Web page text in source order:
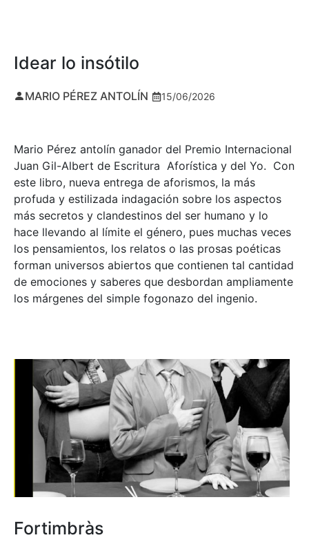
Idear lo insótilo
MARIO PÉREZ ANTOLÍN 15/06/2026
Mario Pérez antolín ganador del Premio Internacional
Juan Gil-Albert de Escritura Aforística y del Yo. Con
este libro, nueva entrega de aforismos, la más
profuda y estilizada indagación sobre los aspectos
más secretos y clandestinos del ser humano y lo
hace llevando al límite el género, pues muchas veces
los pensamientos, los relatos o las prosas poéticas
forman universos abiertos que contienen tal cantidad
de emociones y saberes que desbordan ampliamente
los márgenes del simple fogonazo del ingenio.
Fortimbràs